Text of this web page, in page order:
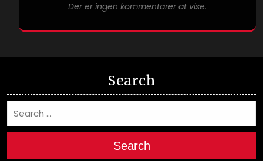
Der er ingen kommentarer at vise.
Search
Search